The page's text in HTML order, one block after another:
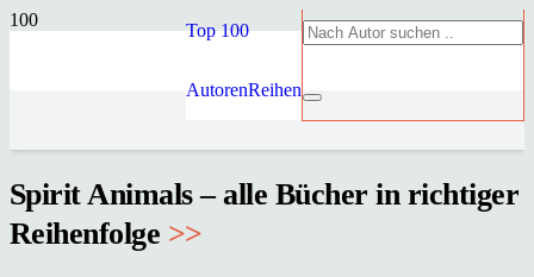
Top 100
AutorenReihen
Spirit Animals – alle Bücher in richtiger
Reihenfolge >>